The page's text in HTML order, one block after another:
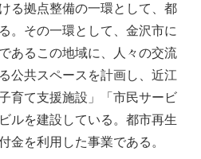
る拠点整備の一環として、都
。その一環として、金沢市に
あるこの地域に、人々の交流
公共スペースを計画し、近江
育て支援施設」「市民サービ
ルを建設している。都市再生
金を利用した事業である。